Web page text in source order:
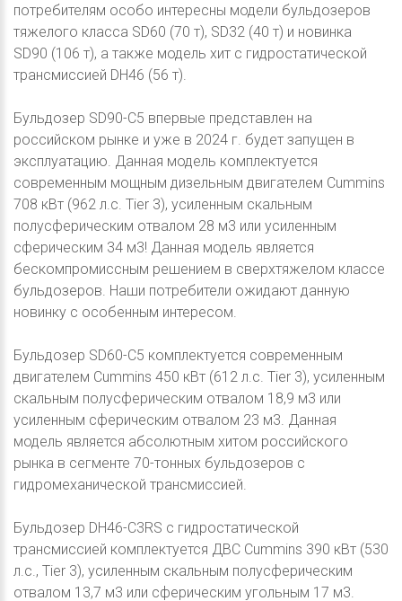
потребителям особо интересны модели бульдозеров
тяжелого класса SD60 (70 т), SD32 (40 т) и новинка
SD90 (106 т), а также модель хит с гидростатической
трансмиссией DH46 (56 т).
Бульдозер SD90-С5 впервые представлен на
российском рынке и уже в 2024 г. будет запущен в
эксплуатацию. Данная модель комплектуется
современным мощным дизельным двигателем Cummins
708 кВт (962 л.с. Tier 3), усиленным скальным
полусферическим отвалом 28 м3 или усиленным
сферическим 34 м3! Данная модель является
бескомпромиссным решением в сверхтяжелом классе
бульдозеров. Наши потребители ожидают данную
новинку с особенным интересом.
Бульдозер SD60-C5 комплектуется современным
двигателем Cummins 450 кВт (612 л.с. Tier 3), усиленным
скальным полусферическим отвалом 18,9 м3 или
усиленным сферическим отвалом 23 м3. Данная
модель является абсолютным хитом российского
рынка в сегменте 70-тонных бульдозеров с
гидромеханической трансмиссией.
Бульдозер DH46-C3RS с гидростатической
трансмиссией комплектуется ДВС Cummins 390 кВт (530
л.с., Tier 3), усиленным скальным полусферическим
отвалом 13,7 м3 или сферическим угольным 17 м3.